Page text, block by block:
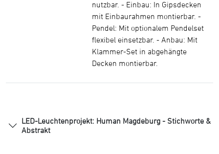
nutzbar. - Einbau: In Gipsdecken
mit Einbaurahmen montierbar. -
Pendel: Mit optionalem Pendelset
flexibel einsetzbar. - Anbau: Mit
Klammer-Set in abgehängte
Decken montierbar.
LED-Leuchtenprojekt: Human Magdeburg - Stichworte &
Abstrakt